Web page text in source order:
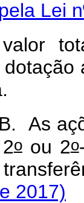
Lei
As
oou 2o
2017)